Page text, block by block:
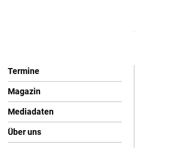
Termine
Magazin
Mediadaten
Über uns